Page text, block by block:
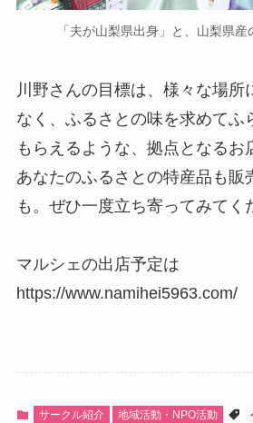
「夫が山梨県出身」と、山梨県産
川野さんの目標は、様々な場所
なく、ふるさとの味を求めてふ
もらえるような、拠点となるお
あなたのふるさとの特産品も販
も。ぜひ一度立ち寄ってみてく
マルシェの出店予定は
https://www.namihei5963.com/
サークル紹介 地域活動・NPO活動